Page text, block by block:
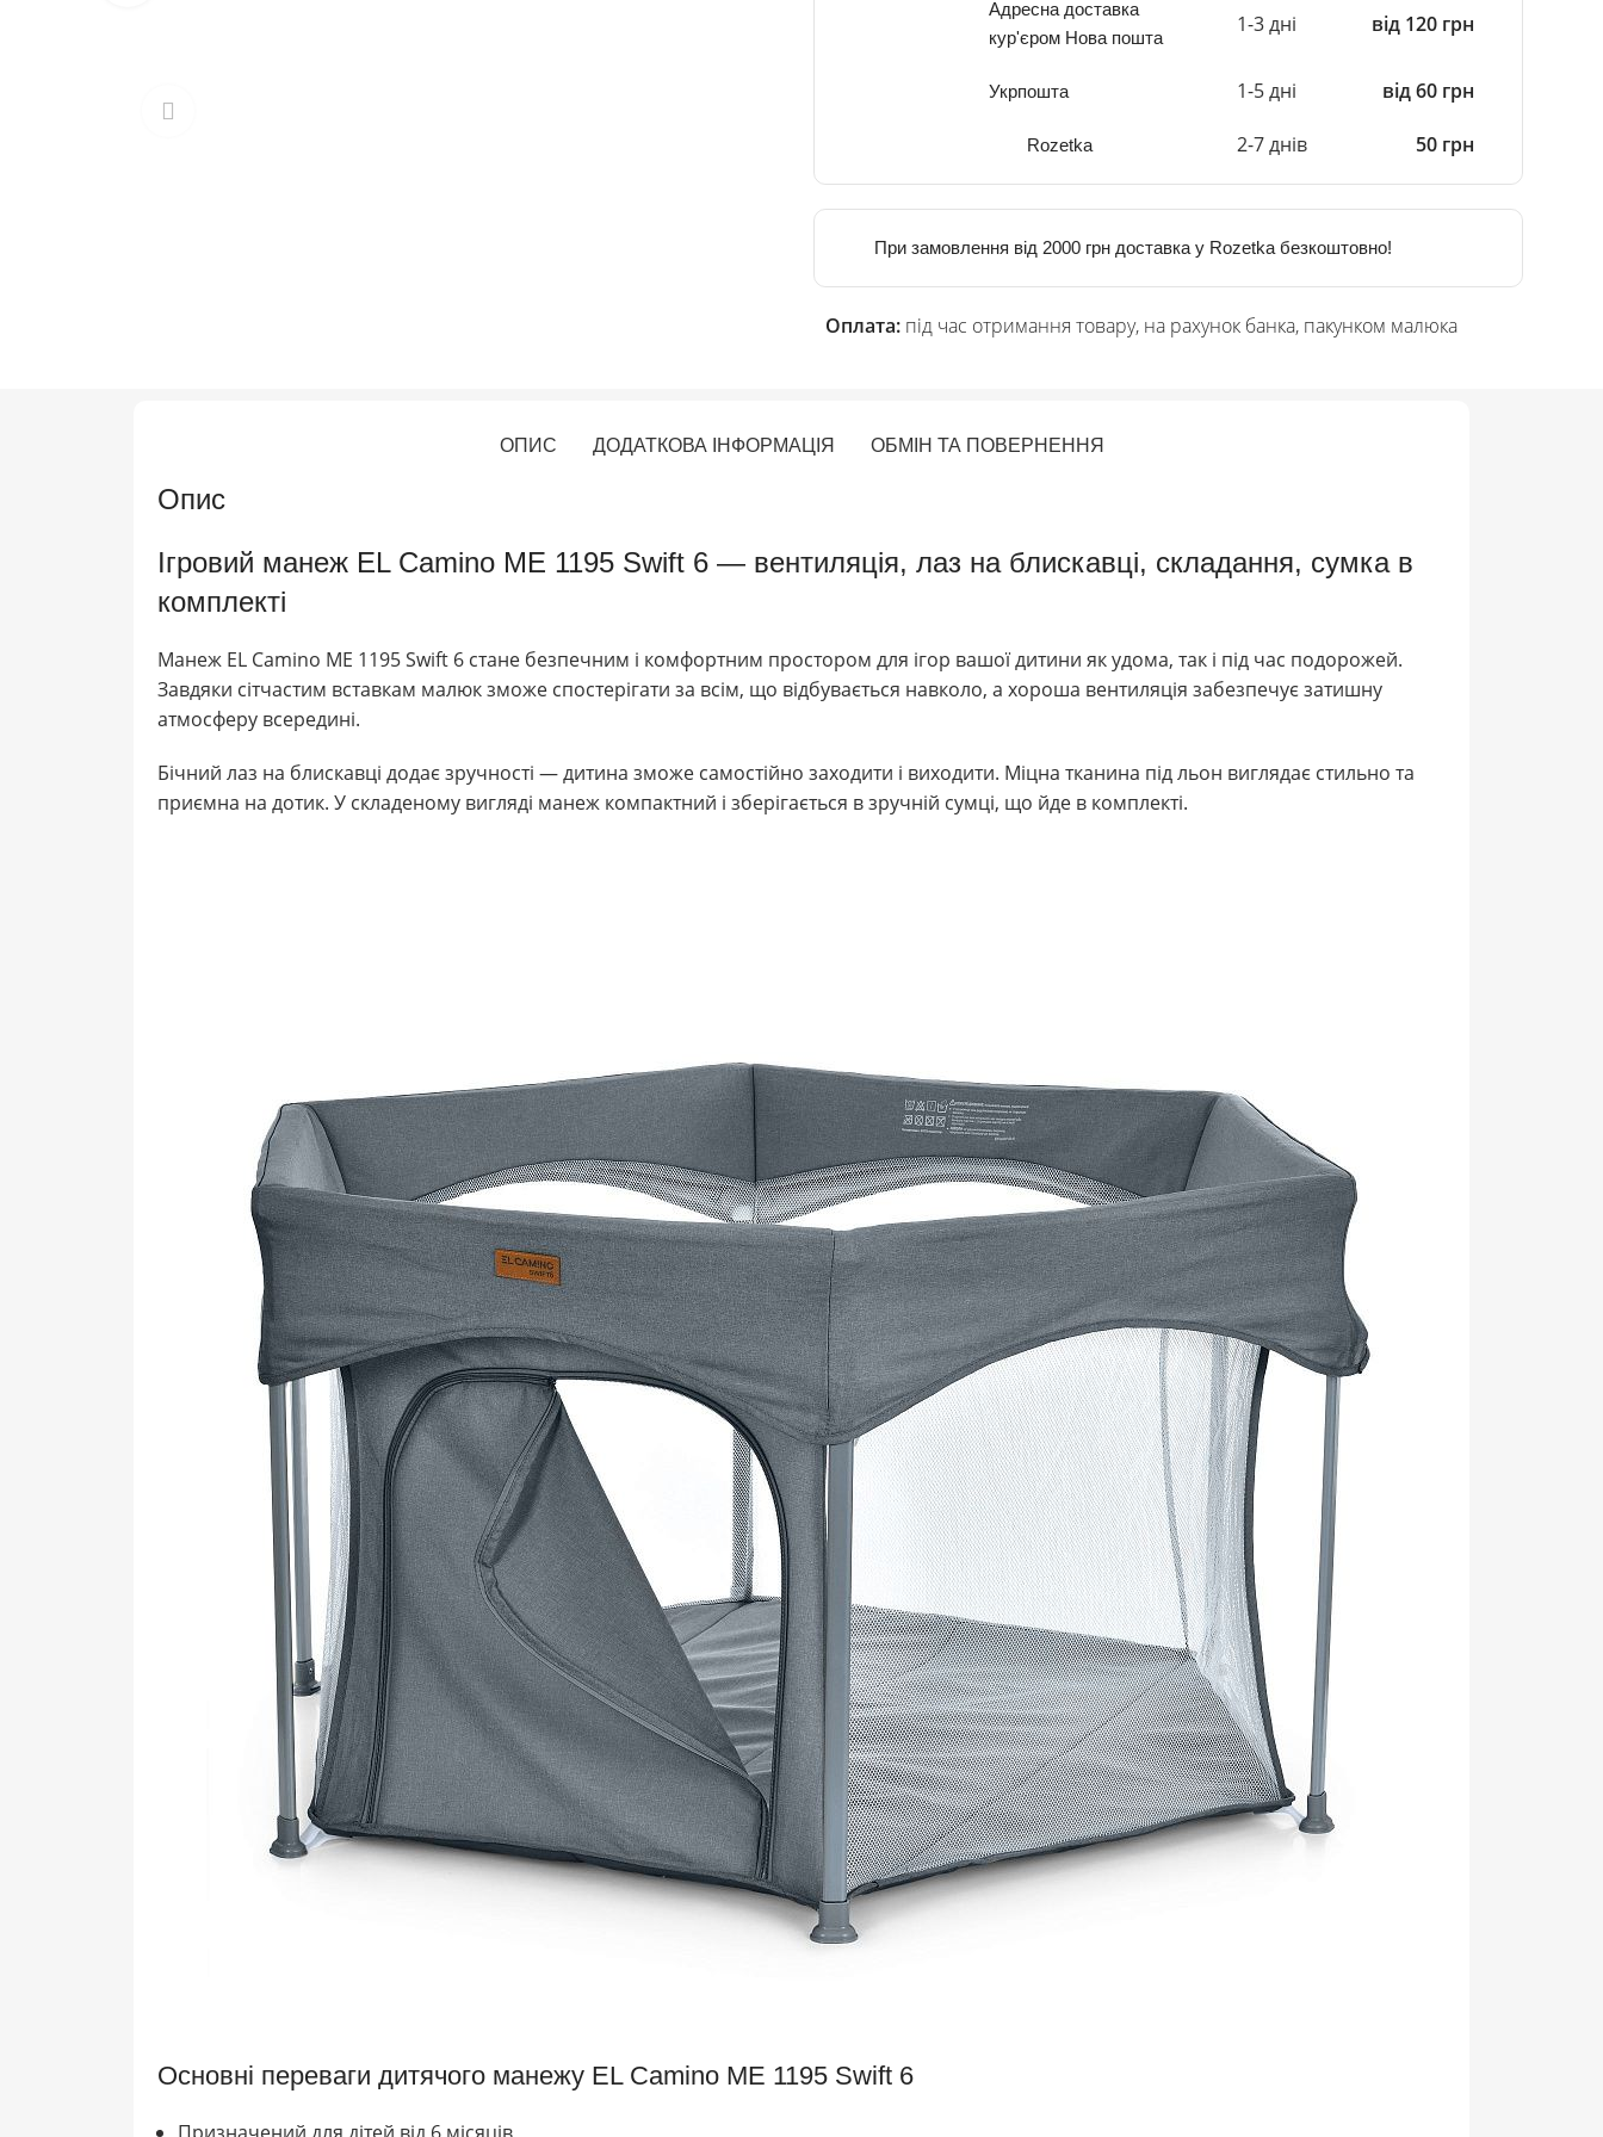
Адресна доставка
кур'єром Нова пошта
1-3 дні від 120 грн
Укрпошта 1-5 дні від 60 грн
Rozetka 2-7 днів 50 грн
При замовлення від 2000 грн доставка у Rozetka безкоштовно!
Оплата: під час отримання товару, на рахунок банка, пакунком малюка
ОПИС ДОДАТКОВА ІНФОРМАЦІЯ ОБМІН ТА ПОВЕРНЕННЯ
Опис
Ігровий манеж EL Camino ME 1195 Swift 6 — вентиляція, лаз на блискавці, складання, сумка в
комплекті
Манеж EL Camino ME 1195 Swift 6 стане безпечним і комфортним простором для ігор вашої дитини як удома, так і під час подорожей.
Завдяки сітчастим вставкам малюк зможе спостерігати за всім, що відбувається навколо, а хороша вентиляція забезпечує затишну
атмосферу всередині.
Бічний лаз на блискавці додає зручності — дитина зможе самостійно заходити і виходити. Міцна тканина під льон виглядає стильно та
приємна на дотик. У складеному вигляді манеж компактний і зберігається в зручній сумці, що йде в комплекті.
Основні переваги дитячого манежу EL Camino ME 1195 Swift 6